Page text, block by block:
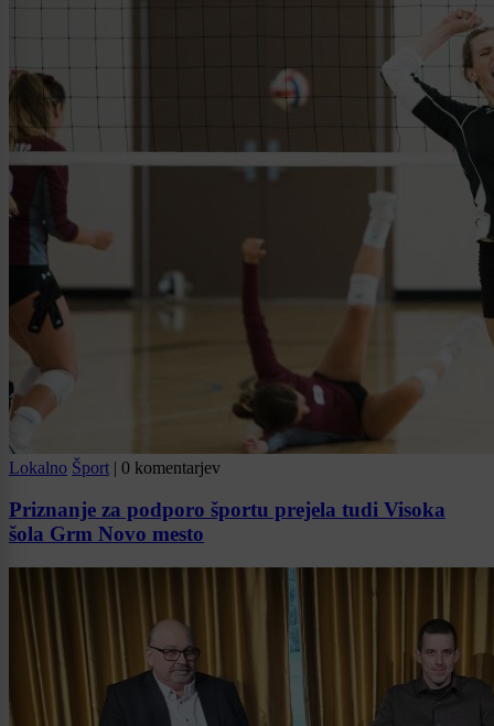
Lokalno Šport | 0 komentarjev
Priznanje za podporo športu prejela tudi Visoka
šola Grm Novo mesto